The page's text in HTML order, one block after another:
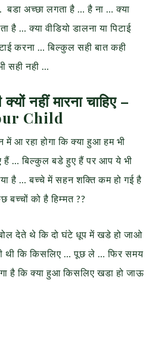
अच्छा लगता है … है ना … क्या
है … क्या वीडियो डालना या पिटाई
करना … बिल्कुल सही बात कही
सही नही …
नहीं मारना चाहिए –
Child
आ रहा होगा कि क्या हुआ हम भी
हैं … बिल्कुल बडे हुए हैं पर आप ये भी
है … बच्चे में सहन शक्ति कम हो गई है
को है हिम्मत ??
देते थे कि दो घंटे धूप में खडे हो जाओ
थी कि किसलिए … पूछ ले … फिर समय
है कि क्या हुआ किसलिए खडा हो जाऊ